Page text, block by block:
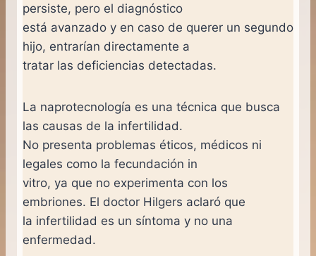
persiste, pero el diagnóstico
está avanzado y en caso de querer un segundo
hijo, entrarían directamente a
tratar las deficiencias detectadas.
La naprotecnología es una técnica que busca
las causas de la infertilidad.
No presenta problemas éticos, médicos ni
legales como la fecundación in
vitro, ya que no experimenta con los
embriones. El doctor Hilgers aclaró que
la infertilidad es un síntoma y no una
enfermedad.